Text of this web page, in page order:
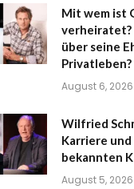
Mit wem ist
verheiratet?
über seine
Privatleben?
August 6, 2026
Wilfried
Karriere
bekannten
August 5, 2026